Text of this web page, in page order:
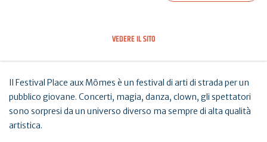
VEDERE IL SITO
Il Festival Place aux Mômes è un festival di arti di strada per un
pubblico giovane. Concerti, magia, danza, clown, gli spettatori
sono sorpresi da un universo diverso ma sempre di alta qualità
artistica.